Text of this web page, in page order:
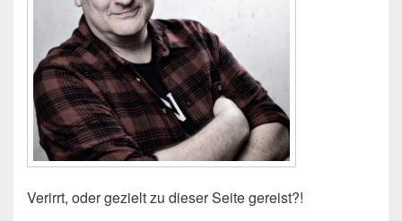
Verirrt, oder gezielt zu dieser Seite gereist?!